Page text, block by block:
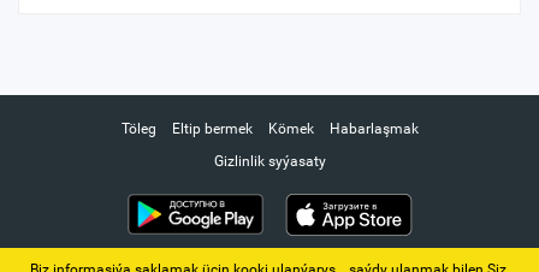
Töleg Eltip bermek Kömek
Habarlaşmak
Gizlinlik syýasaty